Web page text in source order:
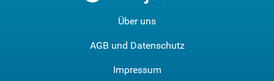
Über uns
AGB und Datenschutz
Impressum